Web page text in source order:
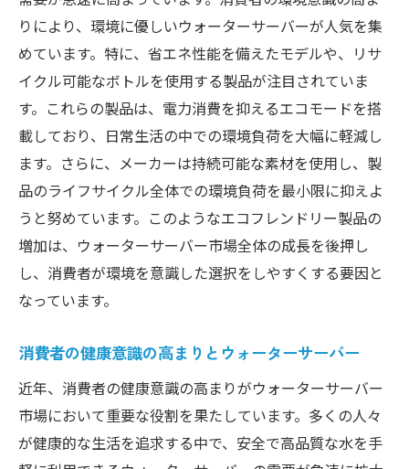
りにより、環境に優しいウォーターサーバーが人気を集
めています。特に、省エネ性能を備えたモデルや、リサ
イクル可能なボトルを使用する製品が注目されていま
す。これらの製品は、電力消費を抑えるエコモードを搭
載しており、日常生活の中での環境負荷を大幅に軽減し
ます。さらに、メーカーは持続可能な素材を使用し、製
品のライフサイクル全体での環境負荷を最小限に抑えよ
うと努めています。このようなエコフレンドリー製品の
増加は、ウォーターサーバー市場全体の成長を後押し
し、消費者が環境を意識した選択をしやすくする要因と
なっています。
消費者の健康意識の高まりとウォーターサーバー
近年、消費者の健康意識の高まりがウォーターサーバー
市場において重要な役割を果たしています。多くの人々
が健康的な生活を追求する中で、安全で高品質な水を手